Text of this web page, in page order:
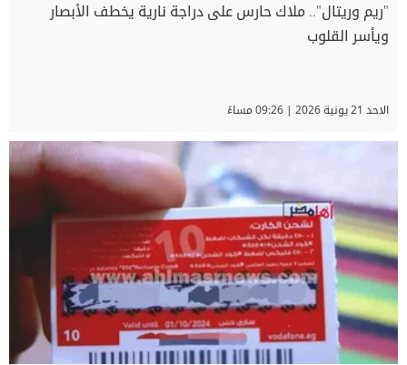
"ريم وريتال".. ملاك حارس على دراجة نارية يخطف الأبصار
ويأسر القلوب
الاحد 21 يونية 2026 | 09:26 مساءً